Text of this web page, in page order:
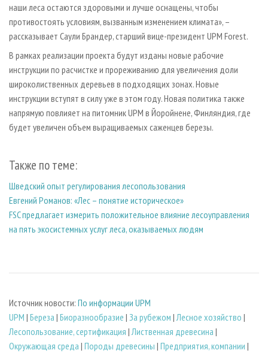
наши леса остаются здоровыми и лучше оснащены, чтобы
противостоять условиям, вызванным изменением климата», –
рассказывает Саули Брандер, старший вице-президент UPM Forest.
В рамках реализации проекта будут изданы новые рабочие
инструкции по расчистке и прореживанию для увеличения доли
широколиственных деревьев в подходящих зонах. Новые
инструкции вступят в силу уже в этом году. Новая политика также
напрямую повлияет на питомник UPM в Йоройнене, Финляндия, где
будет увеличен объем выращиваемых саженцев березы.
Также по теме:
Шведский опыт регулирования лесопользования
Евгений Романов: «Лес – понятие историческое»
FSC предлагает измерить положительное влияние лесоуправления
на пять экосистемных услуг леса, оказываемых людям
Источник новости: По информации UPM
UPM | Береза | Биоразнообразие | За рубежом | Лесное хозяйство |
Лесопользование, сертификация | Лиственная древесина |
Окружающая среда | Породы древесины | Предприятия, компании |